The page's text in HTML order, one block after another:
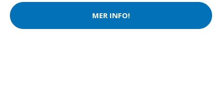
MER INFO!